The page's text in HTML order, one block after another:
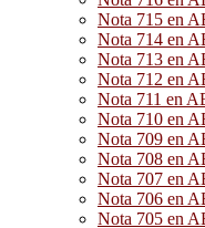
Nota 715 en
Nota 714 en
Nota 713 en
Nota 712 en
Nota 711 en
Nota 710 en
Nota 709 en
Nota 708 en
Nota 707 en
Nota 706 en
Nota 705 en